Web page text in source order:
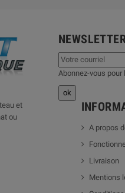
et
ou
Abonnez-vous
A propos
Livraison
Mentions